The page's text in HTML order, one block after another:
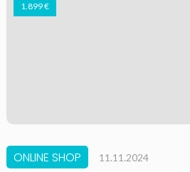
1.899 €
ONLINE SHOP 11.11.2024